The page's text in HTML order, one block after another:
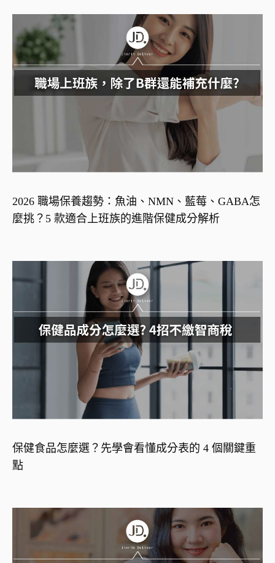
2026 職場保養趨勢：魚油、NMN、藍莓、GABA怎
麼挑？5 款適合上班族的進階保健成分解析
保健食品怎麼選？先學會看懂成分表的 4 個關鍵重
點